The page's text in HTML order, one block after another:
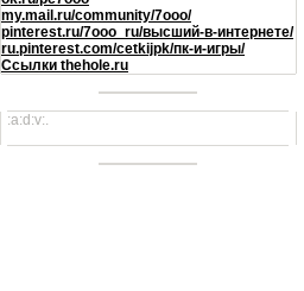
my.mail.ru/community/7ooo/
pinterest.ru/7ooo_ru/высший-в-интернете/
ru.pinterest.com/cetkijpk/пк-и-игры/
Ссылки thehole.ru
:a:d:v:.